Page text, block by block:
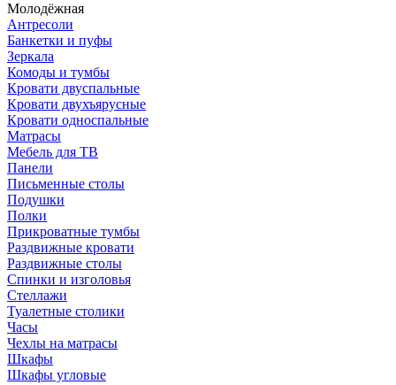
Молодёжная
Антресоли
Банкетки и пуфы
Зеркала
Комоды и тумбы
Кровати двуспальные
Кровати двухъярусные
Кровати односпальные
Матрасы
Мебель для ТВ
Панели
Письменные столы
Подушки
Полки
Прикроватные тумбы
Раздвижные кровати
Раздвижные столы
Спинки и изголовья
Стеллажи
Туалетные столики
Часы
Чехлы на матрасы
Шкафы
Шкафы угловые